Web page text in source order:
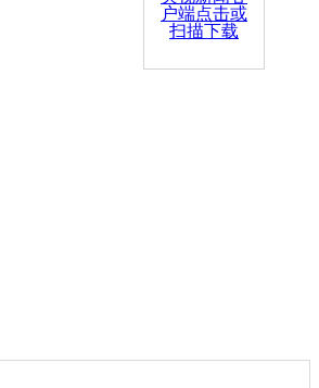
户端点击或
扫描下载